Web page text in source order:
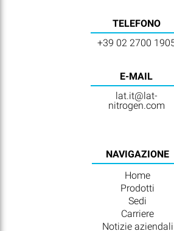
TELEFONO
+39 02 2700
E-MAIL
lat.it@lat-
nitrogen.com
NAVIGAZIONE
Home
Prodotti
Sedi
Carriere
Notizie aziendali